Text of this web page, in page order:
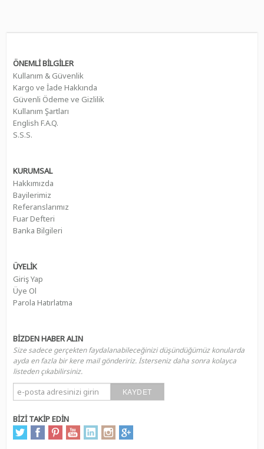
ÖNEMLİ BİLGİLER
Kullanım & Güvenlik
Kargo ve İade Hakkında
Güvenli Ödeme ve Gizlilik
Kullanım Şartları
English F.A.Q.
S.S.S.
KURUMSAL
Hakkımızda
Bayilerimiz
Referanslarımız
Fuar Defteri
Banka Bilgileri
ÜYELİK
Giriş Yap
Üye Ol
Parola Hatırlatma
BİZDEN HABER ALIN
Size sadece gerçekten faydalanabileceğinizi düşündüğümüz konularda
ayda en fazla bir kere mail göndeririz. İsterseniz daha sonra kolayca
listeden çıkabilirsiniz.
KAYDET
BİZİ TAKİP EDİN